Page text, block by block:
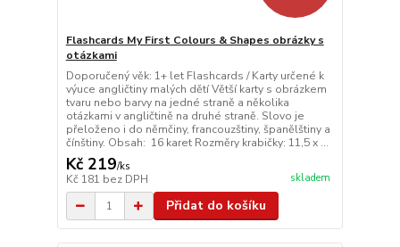
Flashcards My First Colours & Shapes obrázky s
otázkami
Doporučený věk: 1+ let Flashcards / Karty určené k
výuce angličtiny malých dětí Větší karty s obrázkem
tvaru nebo barvy na jedné straně a několika
otázkami v angličtině na druhé straně. Slovo je
přeloženo i do němčiny, francouzštiny, španělštiny a
čínštiny. Obsah: 16 karet Rozměry krabičky: 11,5 x ...
Kč 219/ks
Kč 181 bez DPH skladem
Přidat do košíku